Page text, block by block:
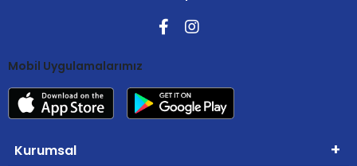
Mobil Uygulamalarımız
Kurumsal